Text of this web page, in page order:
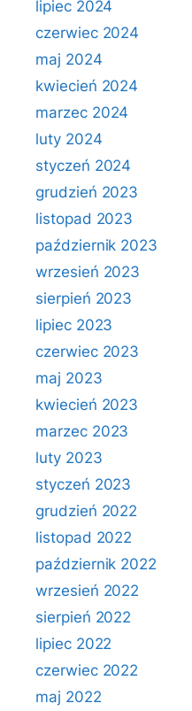
lipiec 2024
czerwiec 2024
maj 2024
kwiecień 2024
marzec 2024
luty 2024
styczeń 2024
grudzień 2023
listopad 2023
październik 2023
wrzesień 2023
sierpień 2023
lipiec 2023
czerwiec 2023
maj 2023
kwiecień 2023
marzec 2023
luty 2023
styczeń 2023
grudzień 2022
listopad 2022
październik 2022
wrzesień 2022
sierpień 2022
lipiec 2022
czerwiec 2022
maj 2022